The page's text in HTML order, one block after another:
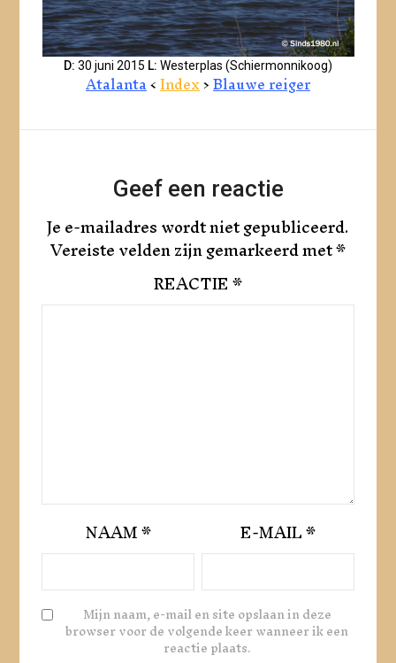
D: 30 juni 2015 L: Westerplas (Schiermonnikoog)
Atalanta<Index>Blauwe reiger
Geef een reactie
Je e-mailadres wordt niet gepubliceerd.
Vereiste velden zijn gemarkeerd met*
REACTIE*
NAAM* E-MAIL*
Mijn naam, e-mail en site opslaan in deze
browser voor de volgende keer wanneer ik een
reactie plaats.